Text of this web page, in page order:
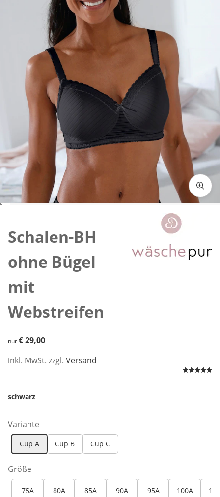
Schalen-BH
ohne Bügel
mit
Webstreifen
€ 29,00
nur€ 29,00
inkl. MwSt. zzgl. Versand
schwarz
Variante
Cup A Cup B Cup C
Größe
75A 80A 85A 90A 95A 100A